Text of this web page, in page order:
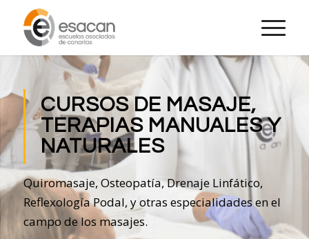
CURSOS DE MASAJE,
TERAPIAS MANUALES Y
NATURALES
Quiromasaje, Osteopatía, Drenaje Linfático,
Reflexología Podal, y otras especialidades en el
campo de los masajes.